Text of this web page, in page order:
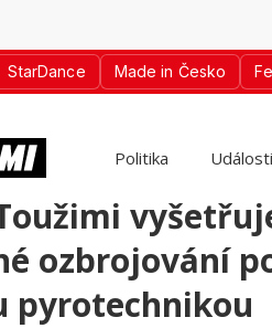
StarDance Made in Česko
Politika Události
ozbrojování
pyrotechnikou